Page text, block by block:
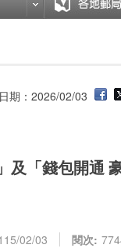
期：2026/02/03
及「錢包開通
02/03 閱次: